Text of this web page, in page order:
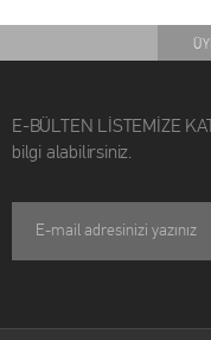
E-BÜLTEN LİSTEMİZE
bilgi alabilirsiniz.